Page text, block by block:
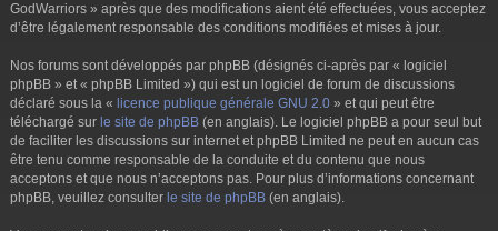
GodWarriors » après que des modifications aient été effectuées, vous acceptez
d’être légalement responsable des conditions modifiées et mises à jour.
Nos forums sont développés par phpBB (désignés ci-après par « logiciel
phpBB » et « phpBB Limited ») qui est un logiciel de forum de discussions
déclaré sous la « licence publique générale GNU 2.0 » et qui peut être
téléchargé sur le site de phpBB (en anglais). Le logiciel phpBB a pour seul but
de faciliter les discussions sur internet et phpBB Limited ne peut en aucun cas
être tenu comme responsable de la conduite et du contenu que nous
acceptons et que nous n’acceptons pas. Pour plus d’informations concernant
phpBB, veuillez consulter le site de phpBB (en anglais).